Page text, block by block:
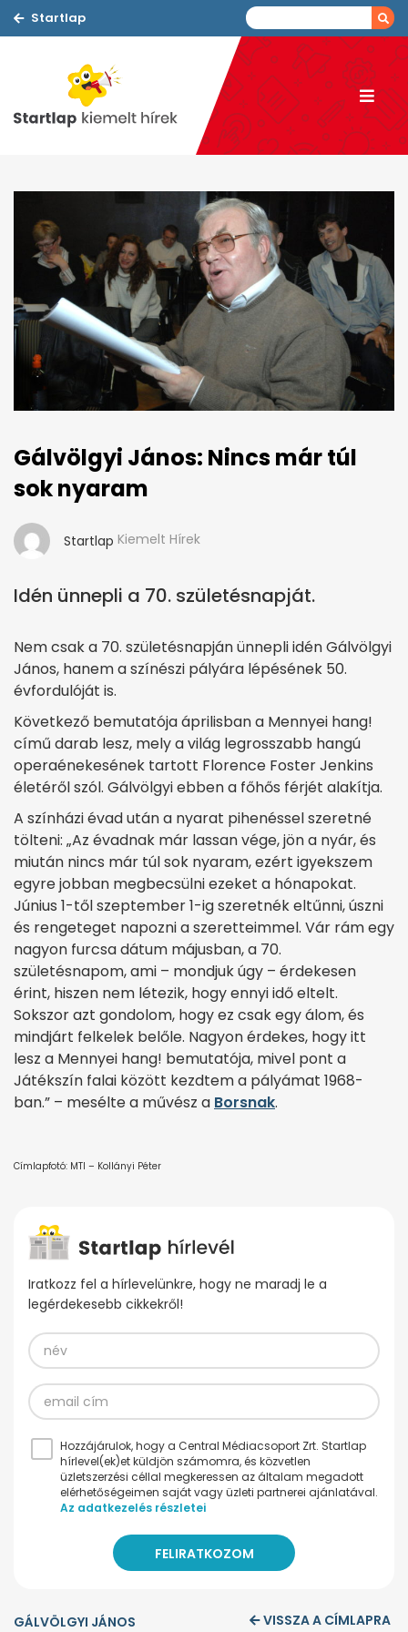
Startlap
Gálvölgyi János: Nincs már túl
sok nyaram
Startlap Kiemelt Hírek
Idén ünnepli a 70. születésnapját.
Nem csak a 70. születésnapján ünnepli idén Gálvölgyi
János, hanem a színészi pályára lépésének 50.
évfordulóját is.
Következő bemutatója áprilisban a Mennyei hang!
című darab lesz, mely a világ legrosszabb hangú
operaénekesének tartott Florence Foster Jenkins
életéről szól. Gálvölgyi ebben a főhős férjét alakítja.
A színházi évad után a nyarat pihenéssel szeretné
tölteni: „Az évadnak már lassan vége, jön a nyár, és
miután nincs már túl sok nyaram, ezért igyekszem
egyre jobban megbecsülni ezeket a hónapokat.
Június 1-től szeptember 1-ig szeretnék eltűnni, úszni
és rengeteget napozni a szeretteimmel. Vár rám egy
nagyon furcsa dátum májusban, a 70.
születésnapom, ami – mondjuk úgy – érdekesen
érint, hiszen nem létezik, hogy ennyi idő eltelt.
Sokszor azt gondolom, hogy ez csak egy álom, és
mindjárt felkelek belőle. Nagyon érdekes, hogy itt
lesz a Mennyei hang! bemutatója, mivel pont a
Játékszín falai között kezdtem a pályámat 1968-
ban.” – mesélte a művész a Borsnak.
Címlapfotó: MTI – Kollányi Péter
Iratkozz fel a hírlevelünkre, hogy ne maradj le a
legérdekesebb cikkekről!
Hozzájárulok, hogy a Central Médiacsoport Zrt. Startlap
hírlevel(ek)et küldjön számomra, és közvetlen
üzletszerzési céllal megkeressen az általam megadott
elérhetőségeimen saját vagy üzleti partnerei ajánlatával.
Az adatkezelés részletei
GÁLVÖLGYI JÁNOS VISSZA A CÍMLAPRA